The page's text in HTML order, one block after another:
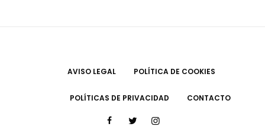
AVISO LEGAL POLÍTICA DE COOKIES
POLÍTICAS DE PRIVACIDAD CONTACTO